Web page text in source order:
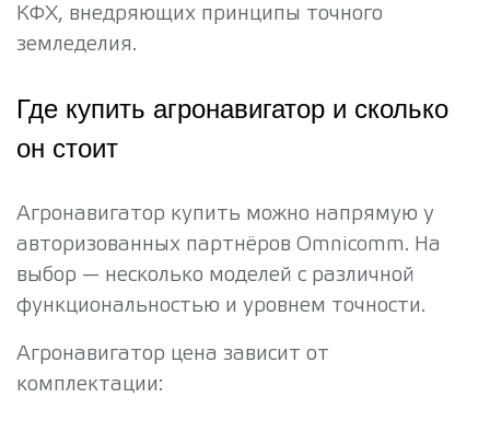
КФХ, внедряющих принципы точного
земледелия.
Где купить агронавигатор и сколько
он стоит
Агронавигатор купить можно напрямую у
авторизованных партнёров Omnicomm. На
выбор — несколько моделей с различной
функциональностью и уровнем точности.
Агронавигатор цена зависит от
комплектации: